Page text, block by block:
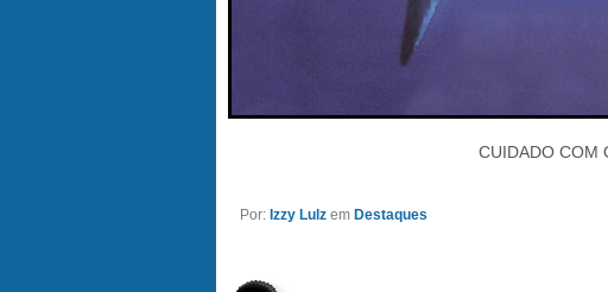
CUIDADO COM
Por: Izzy Lulz em Destaques